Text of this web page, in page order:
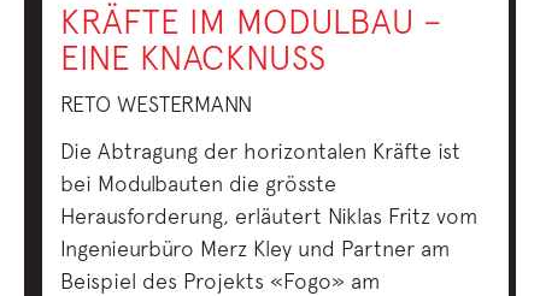
KRÄFTE IM MODULBAU –
EINE KNACKNUSS
RETO WESTERMANN
Die Abtragung der horizontalen Kräfte ist
bei Modulbauten die grösste
Herausforderung, erläutert Niklas Fritz vom
Ingenieurbüro Merz Kley und Partner am
Beispiel des Projekts «Fogo» am